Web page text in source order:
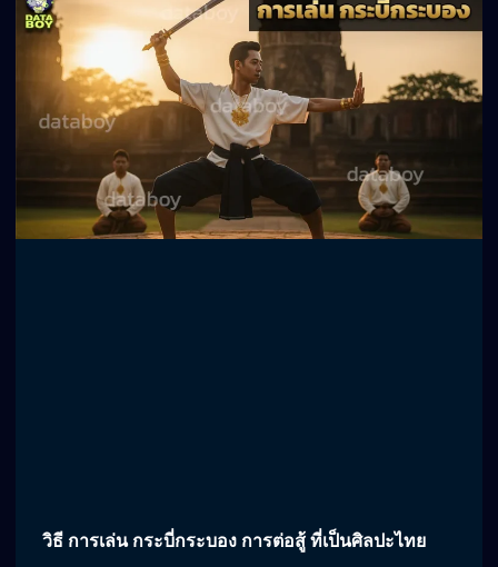
วิธี การเล่น กระบี่กระบอง การต่อสู้ ที่เป็นศิลปะไทย